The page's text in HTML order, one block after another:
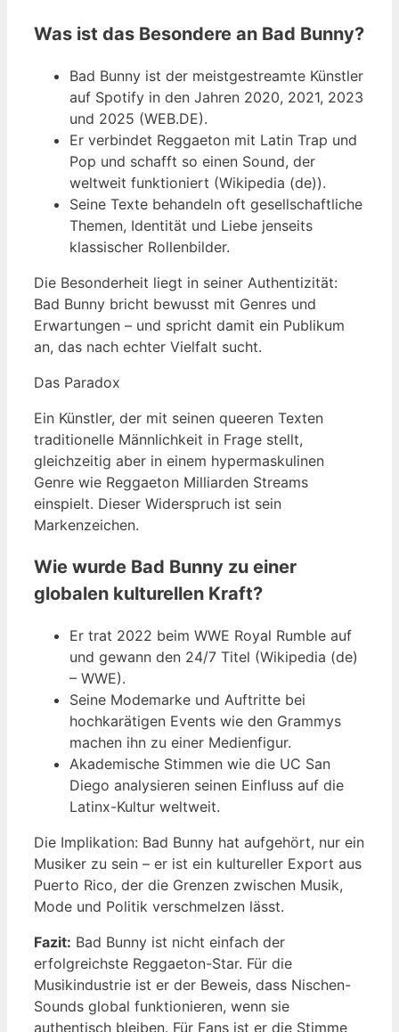
Was ist das Besondere an Bad Bunny?
Bad Bunny ist der meistgestreamte Künstler
auf Spotify in den Jahren 2020, 2021, 2023
und 2025 (WEB.DE).
Er verbindet Reggaeton mit Latin Trap und
Pop und schafft so einen Sound, der
weltweit funktioniert (Wikipedia (de)).
Seine Texte behandeln oft gesellschaftliche
Themen, Identität und Liebe jenseits
klassischer Rollenbilder.
Die Besonderheit liegt in seiner Authentizität:
Bad Bunny bricht bewusst mit Genres und
Erwartungen – und spricht damit ein Publikum
an, das nach echter Vielfalt sucht.
Das Paradox
Ein Künstler, der mit seinen queeren Texten
traditionelle Männlichkeit in Frage stellt,
gleichzeitig aber in einem hypermaskulinen
Genre wie Reggaeton Milliarden Streams
einspielt. Dieser Widerspruch ist sein
Markenzeichen.
Wie wurde Bad Bunny zu einer
globalen kulturellen Kraft?
Er trat 2022 beim WWE Royal Rumble auf
und gewann den 24/7 Titel (Wikipedia (de)
– WWE).
Seine Modemarke und Auftritte bei
hochkarätigen Events wie den Grammys
machen ihn zu einer Medienfigur.
Akademische Stimmen wie die UC San
Diego analysieren seinen Einfluss auf die
Latinx-Kultur weltweit.
Die Implikation: Bad Bunny hat aufgehört, nur ein
Musiker zu sein – er ist ein kultureller Export aus
Puerto Rico, der die Grenzen zwischen Musik,
Mode und Politik verschmelzen lässt.
Fazit: Bad Bunny ist nicht einfach der
erfolgreichste Reggaeton-Star. Für die
Musikindustrie ist er der Beweis, dass Nischen-
Sounds global funktionieren, wenn sie
authentisch bleiben. Für Fans ist er die Stimme